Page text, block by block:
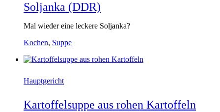
Soljanka (DDR)
Mal wieder eine leckere Soljanka?
Kochen, Suppe
Hauptgericht
Kartoffelsuppe aus rohen Kartoffeln